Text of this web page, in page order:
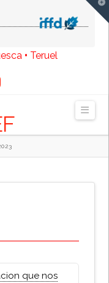
• Teruel
que nos